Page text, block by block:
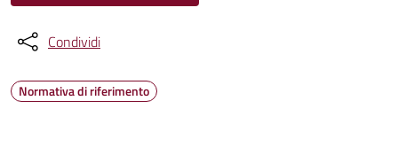
Condividi
Normativa di riferimento